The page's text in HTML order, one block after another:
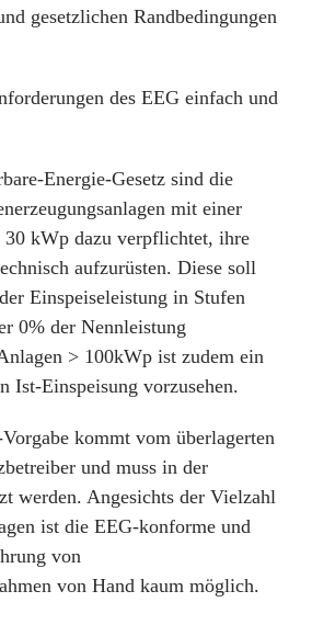
gesetzlichen Randbedingungen
des EEG einfach und
Energie-Gesetz sind die
mit einer
30 kWp dazu verpflichtet, ihre
aufzurüsten. Diese soll
Einspeiseleistung in Stufen
0% der Nennleistung
> 100kWp ist zudem ein
Ist-Einspeisung vorzusehen.
kommt vom überlagerten
und muss in der
werden. Angesichts der Vielzahl
ist die EEG-konforme und
von
von Hand kaum möglich.